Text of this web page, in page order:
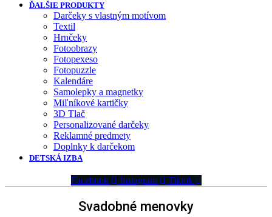
ĎALŠIE PRODUKTY
Darčeky s vlastným motívom
Textil
Hrnčeky
Fotoobrazy
Fotopexeso
Fotopuzzle
Kalendáre
Samolepky a magnetky
Miľníkové kartičky
3D Tlač
Personalizované darčeky
Reklamné predmety
Doplnky k darčekom
DETSKÁ IZBA
Facebook Instagram Tiktok
Svadobné menovky